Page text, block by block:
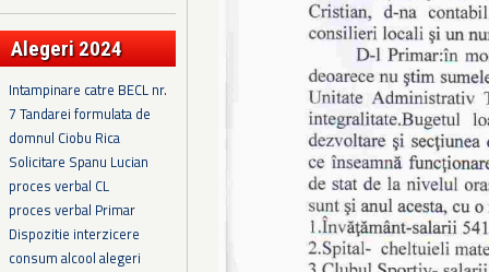
Alegeri 2024
Intampinare catre BECL nr.
7 Tandarei formulata de
domnul Ciobu Rica
Solicitare Spanu Lucian
proces verbal CL
proces verbal Primar
Dispozitie interzicere
consum alcool alegeri